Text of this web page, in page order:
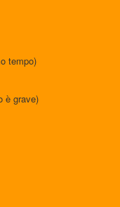
tempo)
è grave)